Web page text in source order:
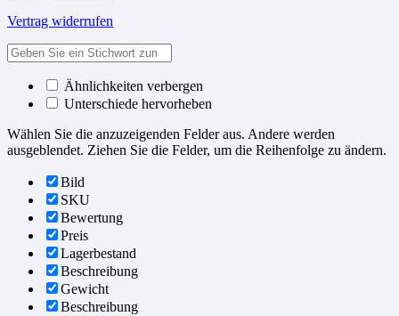
Vertrag widerrufen
Ähnlichkeiten verbergen
Unterschiede hervorheben
Wählen Sie die anzuzeigenden Felder aus. Andere werden
ausgeblendet. Ziehen Sie die Felder, um die Reihenfolge zu ändern.
Bild
SKU
Bewertung
Preis
Lagerbestand
Beschreibung
Gewicht
Beschreibung